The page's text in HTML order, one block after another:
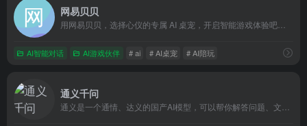
网易贝贝
AI智能对话 AI游戏伙伴 # ai # AI桌宠 # AI陪玩
通义千问